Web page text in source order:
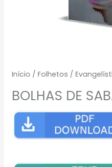
Início / Folhetos /
BOLHAS DE